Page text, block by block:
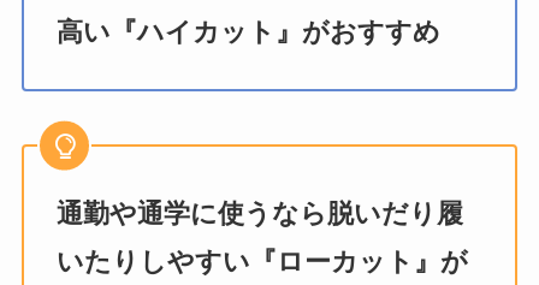
高い『ハイカット』がおすすめ
通勤や通学に使うなら脱いだり履
いたりしやすい『ローカット』が